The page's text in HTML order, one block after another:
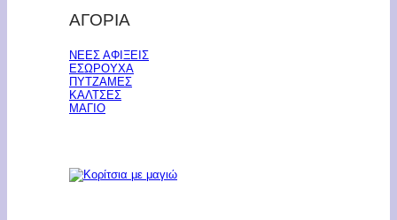
ΑΓΟΡΙΑ
ΝΕΕΣ ΑΦΙΞΕΙΣ
ΕΣΩΡΟΥΧΑ
ΠΥΤΖΑΜΕΣ
ΚΑΛΤΣΕΣ
ΜΑΓΙΟ